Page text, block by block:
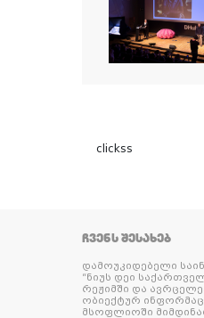
clickss
ᲩᲕᲔᲜᲡ ᲨᲔᲡᲐᲮᲔᲑ
დამოუკიდებელი
“ნიუს დეი
რეჟიმში და
ობიექტურ
მსოფლიოში